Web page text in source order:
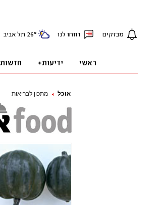
אוכל מתכון לבריאות